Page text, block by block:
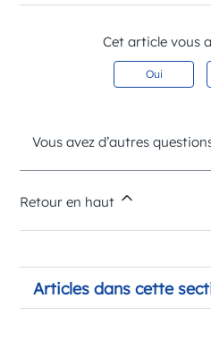
Cet article vous
Oui
Vous avez d’autres
Retour en haut
Articles dans cette